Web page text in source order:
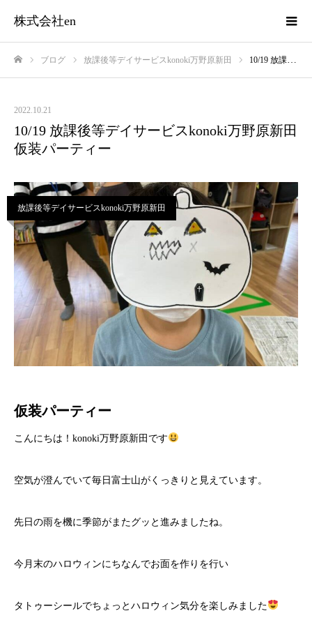
株式会社en
ブログ 放課後等デイサービスkonoki万野原新田 10/19 放課後等デイサービスkonoki万野原新田 仮装パーティー
2022.10.21
10/19 放課後等デイサービスkonoki万野原新田
仮装パーティー
放課後等デイサービスkonoki万野原新田
仮装パーティー
こんにちは！konoki万野原新田です
空気が澄んでいて毎日富士山がくっきりと見えています。
先日の雨を機に季節がまたグッと進みましたね。
今月末のハロウィンにちなんでお面を作りを行い
タトゥーシールでちょっとハロウィン気分を楽しみました